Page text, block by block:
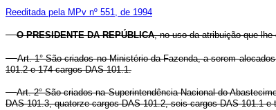
Reeditada pela MPv nº 551, de 1994
O PRESIDENTE DA REPÚBLICA, no uso da atribuição que
Art. 1° São criados no Ministério da Fazenda, a serem
101.2 e 174 cargos DAS 101.1.
Art. 2° São criados na Superintendência Nacional do
DAS 101.3, quatorze cargos DAS 101.2, seis cargos DAS 101.1 e